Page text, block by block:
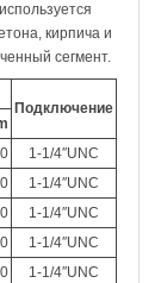
кирпича и
сегмент.
Подключение
1-1/4″UNC
1-1/4″UNC
1-1/4″UNC
1-1/4″UNC
1-1/4″UNC